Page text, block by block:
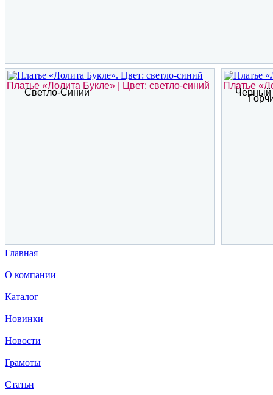
Платье «Лолита Букле» | Цвет: светло-синий
Светло-Синий
Платье
Чёрный
Главная
О компании
Каталог
Новинки
Новости
Грамоты
Статьи